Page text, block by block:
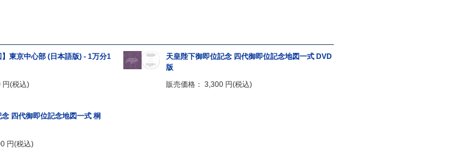
】東京中心部 (日本語版) - 1万分1
円(税込)
天皇陛下御即位記念 四代御即位記念地図一式 DVD
版
販売価格： 3,300 円(税込)
四代御即位記念地図一式 桐
円(税込)